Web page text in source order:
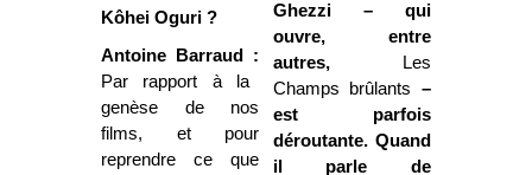
Kôhei Oguri ?
Antoine Barraud :
Par rapport à la
genèse de nos
films, et pour
reprendre ce que
Ghezzi – qui
ouvre, entre
autres, Les
Champs brûlants –
est parfois
déroutante. Quand
il parle de